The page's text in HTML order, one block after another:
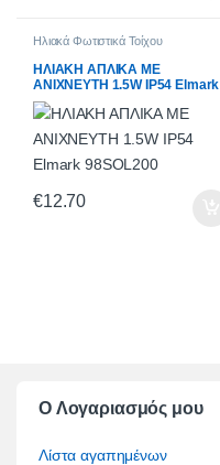
Ηλιακά Φωτιστικά Τοίχου
ΗΛΙΑΚΗ ΑΠΛΙΚΑ ΜΕ
ΑΝΙΧΝΕΥΤΗ 1.5W IP54 Elmark
98SOL200
€12.70
O Λογαριασμός μου
Λίστα αγαπημένων